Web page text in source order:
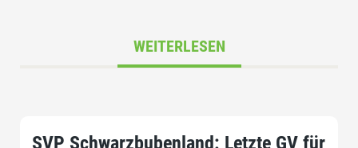
WEITERLESEN
SVP Schwarzbubenland: Letzte GV für